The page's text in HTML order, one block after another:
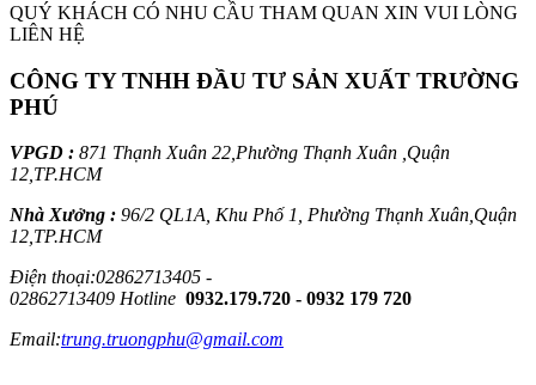
QUÝ KHÁCH CÓ NHU CẦU THAM QUAN XIN VUI LÒNG
LIÊN HỆ
CÔNG TY TNHH ĐẦU TƯ SẢN XUẤT TRƯỜNG
PHÚ
VPGD : 871 Thạnh Xuân 22,Phường Thạnh Xuân ,Quận
12,TP.HCM
Nhà Xưởng : 96/2 QL1A, Khu Phố 1, Phường Thạnh Xuân,Quận
12,TP.HCM
Điện thoại:02862713405 -
02862713409 Hotline 0932.179.720 - 0932 179 720
Email:trung.truongphu@gmail.com